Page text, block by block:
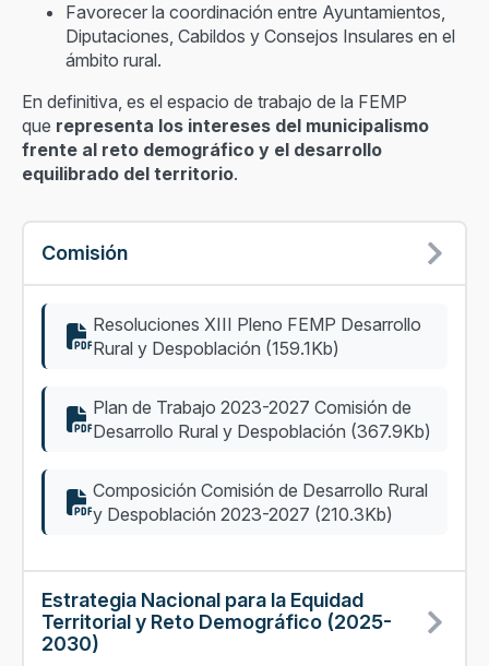
Favorecer la coordinación entre Ayuntamientos,
Diputaciones, Cabildos y Consejos Insulares en el
ámbito rural.
En definitiva, es el espacio de trabajo de la FEMP
que representa los intereses del municipalismo
frente al reto demográfico y el desarrollo
equilibrado del territorio.
Comisión
Resoluciones XIII Pleno FEMP Desarrollo
Rural y Despoblación (159.1Kb)
Plan de Trabajo 2023-2027 Comisión de
Desarrollo Rural y Despoblación (367.9Kb)
Composición Comisión de Desarrollo Rural
y Despoblación 2023-2027 (210.3Kb)
Estrategia Nacional para la Equidad
Territorial y Reto Demográfico (2025-
2030)